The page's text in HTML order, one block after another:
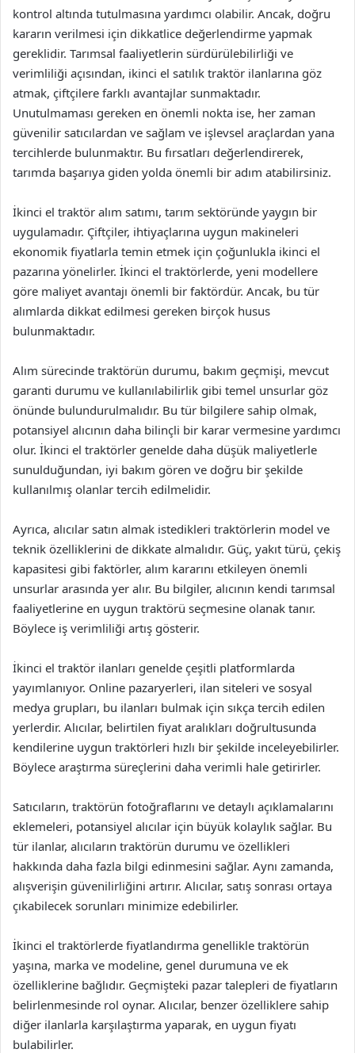
kontrol altında tutulmasına yardımcı olabilir. Ancak, doğru
kararın verilmesi için dikkatlice değerlendirme yapmak
gereklidir. Tarımsal faaliyetlerin sürdürülebilirliği ve
verimliliği açısından, ikinci el satılık traktör ilanlarına göz
atmak, çiftçilere farklı avantajlar sunmaktadır.
Unutulmaması gereken en önemli nokta ise, her zaman
güvenilir satıcılardan ve sağlam ve işlevsel araçlardan yana
tercihlerde bulunmaktır. Bu fırsatları değerlendirerek,
tarımda başarıya giden yolda önemli bir adım atabilirsiniz.
İkinci el traktör alım satımı, tarım sektöründe yaygın bir
uygulamadır. Çiftçiler, ihtiyaçlarına uygun makineleri
ekonomik fiyatlarla temin etmek için çoğunlukla ikinci el
pazarına yönelirler. İkinci el traktörlerde, yeni modellere
göre maliyet avantajı önemli bir faktördür. Ancak, bu tür
alımlarda dikkat edilmesi gereken birçok husus
bulunmaktadır.
Alım sürecinde traktörün durumu, bakım geçmişi, mevcut
garanti durumu ve kullanılabilirlik gibi temel unsurlar göz
önünde bulundurulmalıdır. Bu tür bilgilere sahip olmak,
potansiyel alıcının daha bilinçli bir karar vermesine yardımcı
olur. İkinci el traktörler genelde daha düşük maliyetlerle
sunulduğundan, iyi bakım gören ve doğru bir şekilde
kullanılmış olanlar tercih edilmelidir.
Ayrıca, alıcılar satın almak istedikleri traktörlerin model ve
teknik özelliklerini de dikkate almalıdır. Güç, yakıt türü, çekiş
kapasitesi gibi faktörler, alım kararını etkileyen önemli
unsurlar arasında yer alır. Bu bilgiler, alıcının kendi tarımsal
faaliyetlerine en uygun traktörü seçmesine olanak tanır.
Böylece iş verimliliği artış gösterir.
İkinci el traktör ilanları genelde çeşitli platformlarda
yayımlanıyor. Online pazaryerleri, ilan siteleri ve sosyal
medya grupları, bu ilanları bulmak için sıkça tercih edilen
yerlerdir. Alıcılar, belirtilen fiyat aralıkları doğrultusunda
kendilerine uygun traktörleri hızlı bir şekilde inceleyebilirler.
Böylece araştırma süreçlerini daha verimli hale getirirler.
Satıcıların, traktörün fotoğraflarını ve detaylı açıklamalarını
eklemeleri, potansiyel alıcılar için büyük kolaylık sağlar. Bu
tür ilanlar, alıcıların traktörün durumu ve özellikleri
hakkında daha fazla bilgi edinmesini sağlar. Aynı zamanda,
alışverişin güvenilirliğini artırır. Alıcılar, satış sonrası ortaya
çıkabilecek sorunları minimize edebilirler.
İkinci el traktörlerde fiyatlandırma genellikle traktörün
yaşına, marka ve modeline, genel durumuna ve ek
özelliklerine bağlıdır. Geçmişteki pazar talepleri de fiyatların
belirlenmesinde rol oynar. Alıcılar, benzer özelliklere sahip
diğer ilanlarla karşılaştırma yaparak, en uygun fiyatı
bulabilirler.